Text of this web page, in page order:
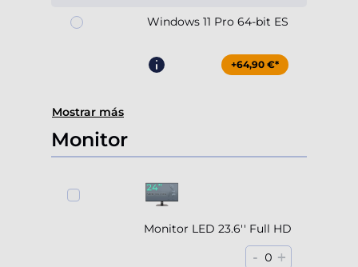
Windows 11 Pro 64-bit ES
+64,90 €*
Mostrar más
Monitor
Monitor LED 23.6'' Full HD
- 0 +